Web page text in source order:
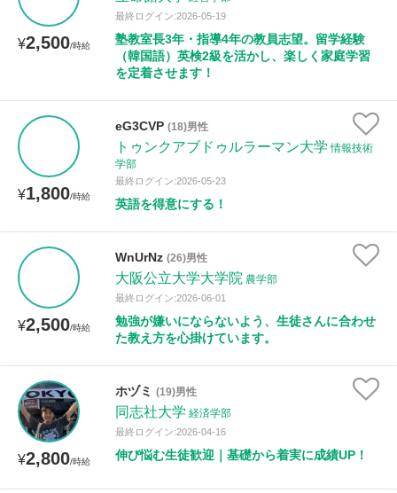
¥2,500/時給
最終ログイン:2026-05-19
塾教室長3年・指導4年の教員志望。留学経験
（韓国語）英検2級を活かし、楽しく家庭学習
を定着させます！
¥1,800/時給
eG3CVP (18)男性
トゥンクアブドゥルラーマン大学 情報技術
学部
最終ログイン:2026-05-23
英語を得意にする！
¥2,500/時給
WnUrNz (26)男性
大阪公立大学大学院 農学部
最終ログイン:2026-06-01
勉強が嫌いにならないよう、生徒さんに合わせ
た教え方を心掛けています。
¥2,800/時給
ホヅミ (19)男性
同志社大学 経済学部
最終ログイン:2026-04-16
伸び悩む生徒歓迎｜基礎から着実に成績UP！